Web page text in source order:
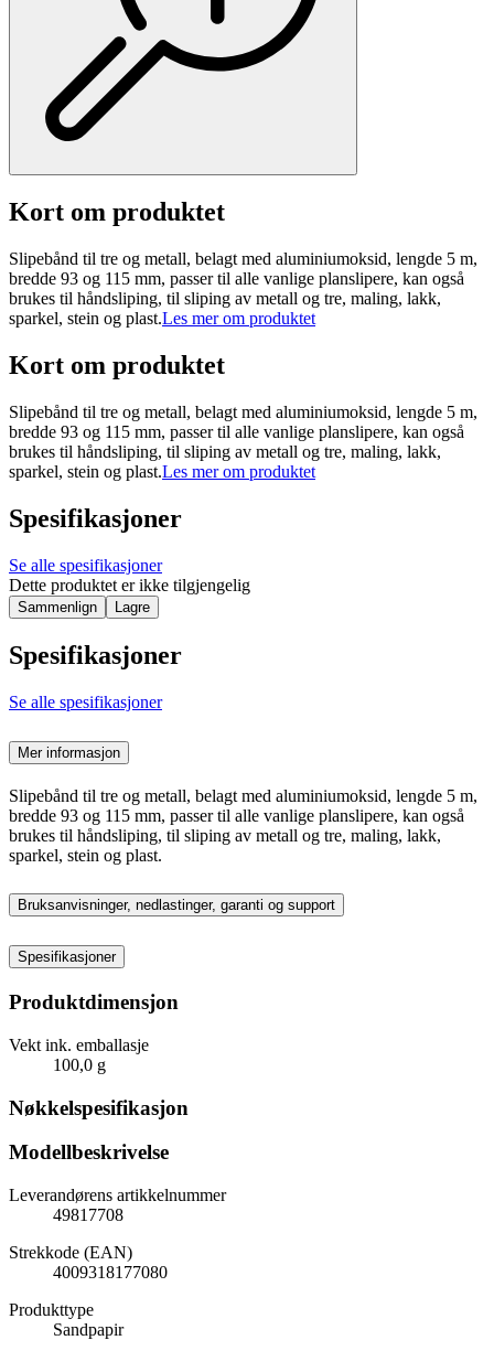
Kort om produktet
Slipebånd til tre og metall, belagt med aluminiumoksid, lengde 5 m,
bredde 93 og 115 mm, passer til alle vanlige planslipere, kan også
brukes til håndsliping, til sliping av metall og tre, maling, lakk,
sparkel, stein og plast.Les mer om produktet
Kort om produktet
Slipebånd til tre og metall, belagt med aluminiumoksid, lengde 5 m,
bredde 93 og 115 mm, passer til alle vanlige planslipere, kan også
brukes til håndsliping, til sliping av metall og tre, maling, lakk,
sparkel, stein og plast.Les mer om produktet
Spesifikasjoner
Se alle spesifikasjoner
Dette produktet er ikke tilgjengelig
Sammenlign Lagre
Spesifikasjoner
Se alle spesifikasjoner
Mer informasjon
Slipebånd til tre og metall, belagt med aluminiumoksid, lengde 5 m,
bredde 93 og 115 mm, passer til alle vanlige planslipere, kan også
brukes til håndsliping, til sliping av metall og tre, maling, lakk,
sparkel, stein og plast.
Bruksanvisninger, nedlastinger, garanti og support
Spesifikasjoner
Produktdimensjon
Vekt ink. emballasje
100,0 g
Nøkkelspesifikasjon
Modellbeskrivelse
Leverandørens artikkelnummer
49817708
Strekkode (EAN)
4009318177080
Produkttype
Sandpapir